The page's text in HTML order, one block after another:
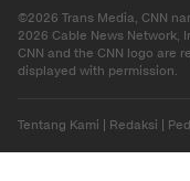
©2026 Trans Media, CNN
2026 Cable News Network,
CNN and the CNN logo are
displayed with permission.
Tentang Kami | Redaksi |